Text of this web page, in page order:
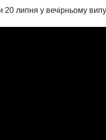
20 липня у вечірньому